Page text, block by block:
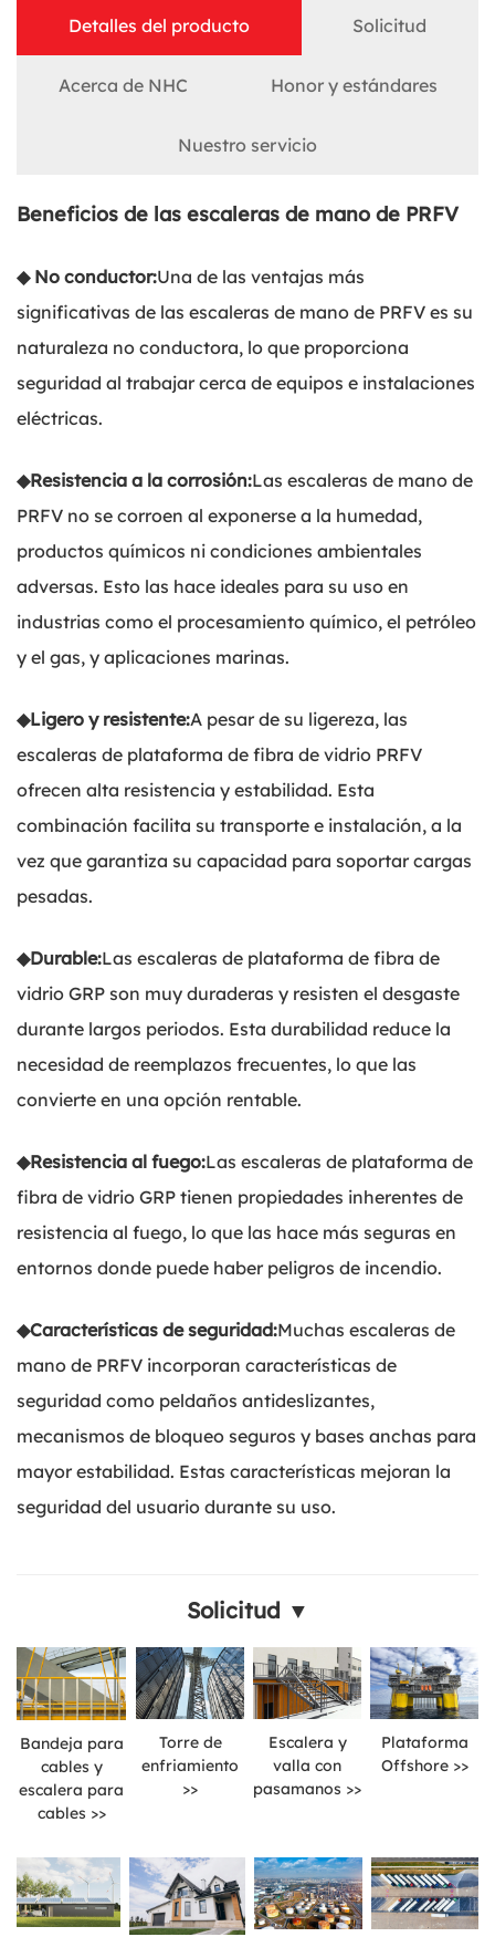
Detalles del producto Solicitud
Acerca de NHC Honor y estándares
Nuestro servicio
Beneficios de las escaleras de mano de PRFV
◆ No conductor:Una de las ventajas más
significativas de las escaleras de mano de PRFV es su
naturaleza no conductora, lo que proporciona
seguridad al trabajar cerca de equipos e instalaciones
eléctricas.
◆Resistencia a la corrosión:Las escaleras de mano de
PRFV no se corroen al exponerse a la humedad,
productos químicos ni condiciones ambientales
adversas. Esto las hace ideales para su uso en
industrias como el procesamiento químico, el petróleo
y el gas, y aplicaciones marinas.
◆Ligero y resistente:A pesar de su ligereza, las
escaleras de plataforma de fibra de vidrio PRFV
ofrecen alta resistencia y estabilidad. Esta
combinación facilita su transporte e instalación, a la
vez que garantiza su capacidad para soportar cargas
pesadas.
◆Durable:Las escaleras de plataforma de fibra de
vidrio GRP son muy duraderas y resisten el desgaste
durante largos periodos. Esta durabilidad reduce la
necesidad de reemplazos frecuentes, lo que las
convierte en una opción rentable.
◆Resistencia al fuego:Las escaleras de plataforma de
fibra de vidrio GRP tienen propiedades inherentes de
resistencia al fuego, lo que las hace más seguras en
entornos donde puede haber peligros de incendio.
◆Características de seguridad:Muchas escaleras de
mano de PRFV incorporan características de
seguridad como peldaños antideslizantes,
mecanismos de bloqueo seguros y bases anchas para
mayor estabilidad. Estas características mejoran la
seguridad del usuario durante su uso.
Solicitud ▼
Bandeja para
cables y
escalera para
cables >>
Torre de
enfriamiento
>>
Escalera y
valla con
pasamanos >>
Plataforma
Offshore >>